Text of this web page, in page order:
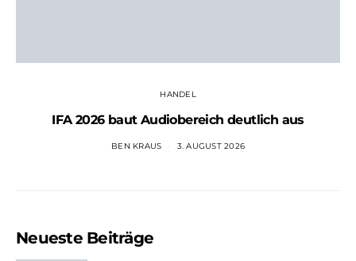
HANDEL
IFA 2026 baut Audiobereich deutlich aus
BEN KRAUS 3. AUGUST 2026
Neueste Beiträge